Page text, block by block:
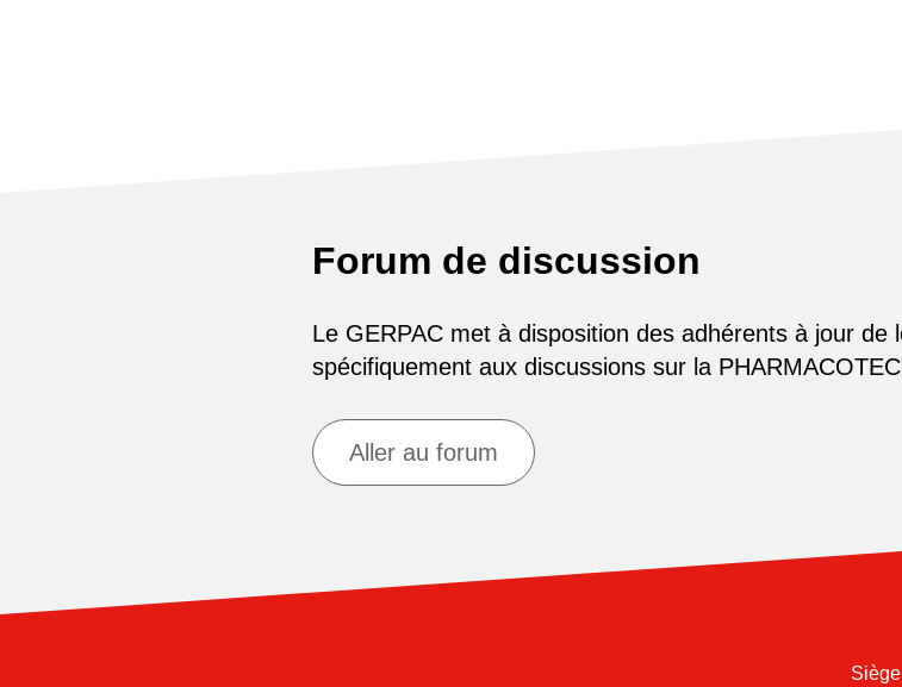
Forum de discussion
Le GERPAC met à disposition des adhérents à jour de
spécifiquement aux discussions sur la
Aller au forum